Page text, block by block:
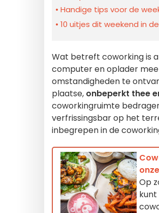
Handige tips voor de
10 uitjes dit weekend in
Wat betreft coworking is
computer en oplader
omstandigheden te
plaatse, onbeperkt thee
coworkingruimte
verfrissingsbar op het
inbegrepen in de
Op
kunt